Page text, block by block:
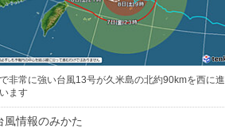
非常に強い台風13号が久米島の北約90kmを西に進
ます
風情報のみかた